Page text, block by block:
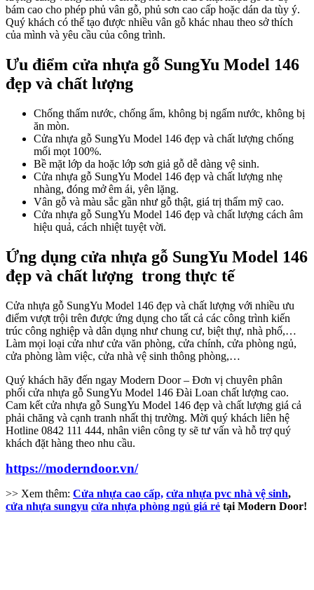
Quy mô nhà xưởng
Liên Hệ
bám cao cho phép phủ vân gỗ, phủ sơn cao cấp hoặc dán da tùy ý.
Quý khách có thể tạo được nhiều vân gỗ khác nhau theo sở thích
của mình và yêu cầu của công trình.
Ưu điểm cửa nhựa gỗ SungYu Model 146
đẹp và chất lượng
Chống thấm nước, chống ẩm, không bị ngấm nước, không bị
ăn mòn.
Cửa nhựa gỗ SungYu Model 146 đẹp và chất lượng chống
mối mọt 100%.
Bề mặt lớp da hoặc lớp sơn giả gỗ dễ dàng vệ sinh.
Cửa nhựa gỗ SungYu Model 146 đẹp và chất lượng nhẹ
nhàng, đóng mở êm ái, yên lặng.
Vân gỗ và màu sắc gần như gỗ thật, giá trị thẩm mỹ cao.
Cửa nhựa gỗ SungYu Model 146 đẹp và chất lượng cách âm
hiệu quả, cách nhiệt tuyệt vời.
Ứng dụng cửa nhựa gỗ SungYu Model 146
đẹp và chất lượng trong thực tế
Cửa nhựa gỗ SungYu Model 146 đẹp và chất lượng với nhiều ưu
điểm vượt trội trên được ứng dụng cho tất cả các công trình kiến
trúc công nghiệp và dân dụng như chung cư, biệt thự, nhà phố,…
Làm mọi loại cửa như cửa văn phòng, cửa chính, cửa phòng ngủ,
cửa phòng làm việc, cửa nhà vệ sinh thông phòng,…
Quý khách hãy đến ngay Modern Door – Đơn vị chuyên phân
phối cửa nhựa gỗ SungYu Model 146 Đài Loan chất lượng cao.
Cam kết cửa nhựa gỗ SungYu Model 146 đẹp và chất lượng giá cả
phải chăng và cạnh tranh nhất thị trường. Mời quý khách liên hệ
Hotline 0842 111 444, nhân viên công ty sẽ tư vấn và hỗ trợ quý
khách đặt hàng theo nhu cầu.
https://moderndoor.vn/
>> Xem thêm: Cửa nhựa cao cấp, cửa nhựa pvc nhà vệ sinh,
cửa nhựa sungyu cửa nhựa phòng ngủ giá rẻ tại Modern Door!